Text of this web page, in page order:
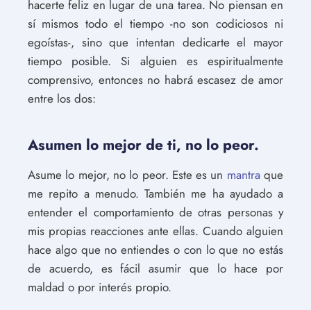
hacerte feliz en lugar de una tarea. No piensan en
sí mismos todo el tiempo -no son codiciosos ni
egoístas-, sino que intentan dedicarte el mayor
tiempo posible. Si alguien es espiritualmente
comprensivo, entonces no habrá escasez de amor
entre los dos:
Asumen lo mejor de ti, no lo peor.
Asume lo mejor, no lo peor. Este es un mantraque
me repito a menudo. También me ha ayudado a
entender el comportamiento de otras personas y
mis propias reacciones ante ellas. Cuando alguien
hace algo que no entiendes o con lo que no estás
de acuerdo, es fácil asumir que lo hace por
maldad o por interés propio.